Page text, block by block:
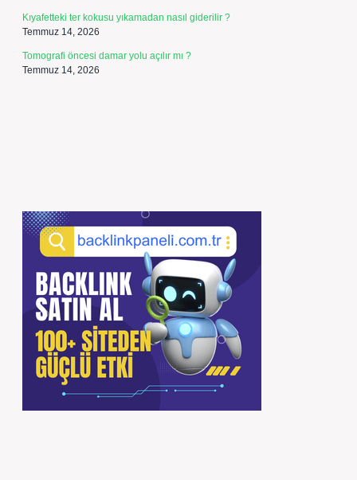
Kıyafetteki ter kokusu yıkamadan nasıl giderilir ?
Temmuz 14, 2026
Tomografi öncesi damar yolu açılır mı ?
Temmuz 14, 2026